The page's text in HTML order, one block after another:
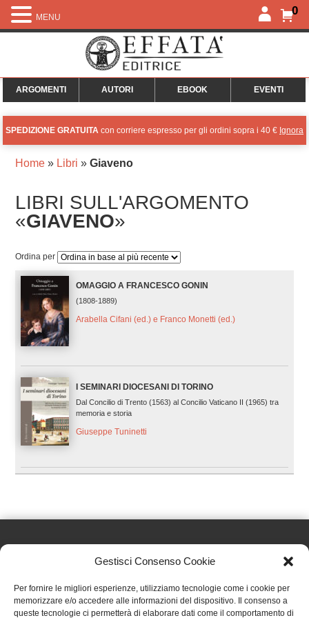
Gestisci Consenso Cookie
Per fornire le migliori esperienze, utilizziamo tecnologie come i cookie per
memorizzare e/o accedere alle informazioni del dispositivo. Il consenso a
queste tecnologie ci permetterà di elaborare dati come il comportamento di
0
ARGOMENTI AUTORI EBOOK EVENTI
SPEDIZIONE GRATUITA con corriere espresso per gli ordini sopra i 40 € Ignora
Home» Libri » Giaveno
LIBRI SULL'ARGOMENTO
«GIAVENO»
Ordina per
OMAGGIO A FRANCESCO GONIN
(1808-1889)
Arabella Cifani (ed.) e Franco Monetti (ed.)
I SEMINARI DIOCESANI DI TORINO
Dal Concilio di Trento (1563) al Concilio Vaticano II (1965) tra
memoria e storia
Giuseppe Tuninetti
Effatà Editrice di Pellegrino Paolo SAS
C.F. e P.IVA 09655250018
MENU